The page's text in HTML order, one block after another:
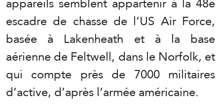
escadre de chasse de l’US Air Force,
basée à Lakenheath et à la base
aérienne de Feltwell, dans le Norfolk, et
qui compte près de 7000 militaires
d’active, d’après l’armée américaine.